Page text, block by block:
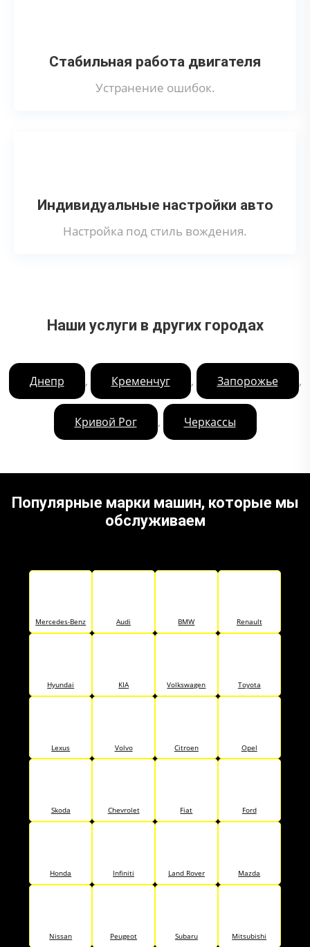
Стабильная работа двигателя
Устранение ошибок.
Индивидуальные настройки авто
Настройка под стиль вождения.
Наши услуги в других городах
Днепр , Кременчуг , Запорожье ,
Кривой Рог , Черкассы
Популярные марки машин, которые мы
обслуживаем
Mercedes-Benz Audi BMW Renault
Hyundai KIA Volkswagen Toyota
Lexus Volvo Citroen Opel
Skoda Chevrolet Fiat Ford
Honda Infiniti Land Rover Mazda
Nissan Peugeot Subaru Mitsubishi